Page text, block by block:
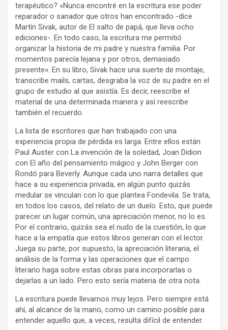
terapéutico? «Nunca encontré en la escritura ese poder
reparador o sanador que otros han encontrado -dice
Martín Sivak, autor de El salto de papá, que lleva ocho
ediciones-. En todo caso, la escritura me permitió
organizar la historia de mi padre y nuestra familia. Por
momentos parecía lejana y por otros, demasiado
presente». En su libro, Sivak hace una suerte de montaje,
transcribe mails, cartas, desgraba la voz de su padre en el
grupo de estudio al que asistía. Es decir, reescribe el
material de una determinada manera y así reescribe
también el recuerdo.
La lista de escritores que han trabajado con una
experiencia propia de pérdida es larga. Entre ellos están
Paul Auster con La invención de la soledad, Joan Didion
con El año del pensamiento mágico y John Berger con
Rondó para Beverly. Aunque cada uno narra detalles que
hace a su experiencia privada, en algún punto quizás
medular se vinculan con lo que plantea Fondevila. Se trata,
en todos los casos, del relato de un duelo. Esto, que puede
parecer un lugar común, una apreciación menor, no lo es.
Por el contrario, quizás sea el nudo de la cuestión, lo que
hace a la empatía que estos libros generan con el lector.
Juega su parte, por supuesto, la apreciación literaria, el
análisis de la forma y las operaciones que el campo
literario haga sobre estas obras para incorporarlas o
dejarlas a un lado. Pero esto sería materia de otra nota.
La escritura puede llevarnos muy lejos. Pero siempre está
ahí, al alcance de la mano, como un camino posible para
entender aquello que, a veces, resulta difícil de entender.